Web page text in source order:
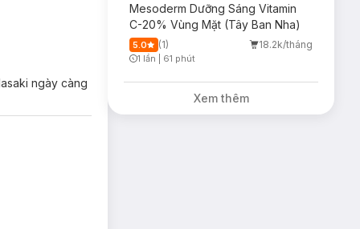
ngày càng
Mesoderm Dưỡng Sáng Vitamin
C-20% Vùng Mặt (Tây Ban Nha)
5.0 (1) 18.2k/tháng
Timer Gray Icon
1 lần 61 phút
Xem thêm